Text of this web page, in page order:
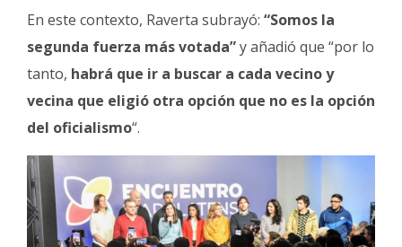
En este contexto, Raverta subrayó: “Somos la
segunda fuerza más votada”y añadió que “por lo
tanto, habrá que ir a buscar a cada vecino y
vecina que eligió otra opción que no es la opción
del oficialismo“.